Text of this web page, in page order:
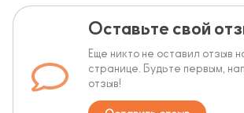
Оставьте свой
Еще никто не оставил отзыв
странице. Будьте первым,
отзыв!